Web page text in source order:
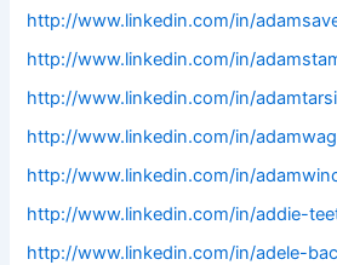
http://www.linkedin.com/in/
http://www.linkedin.com/in/
http://www.linkedin.com/in/
http://www.linkedin.com/in/
http://www.linkedin.com/in/
http://www.linkedin.com/in/addie-
http://www.linkedin.com/in/adele-